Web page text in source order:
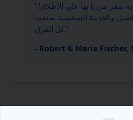
"سفر مررنا بها على الإطلاق!
والخدمة الشخصية صنعت
كل الفرق."
- Robert & Maria Fischer,